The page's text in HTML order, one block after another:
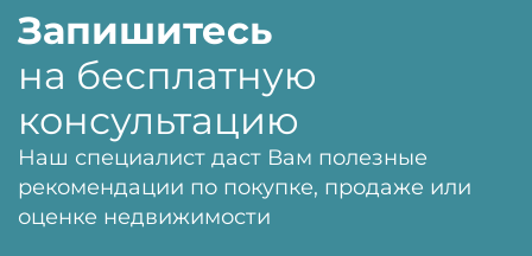
Запишитесь
на бесплатную
консультацию
Наш специалист даст Вам полезные
рекомендации по покупке, продаже или
оценке недвижимости